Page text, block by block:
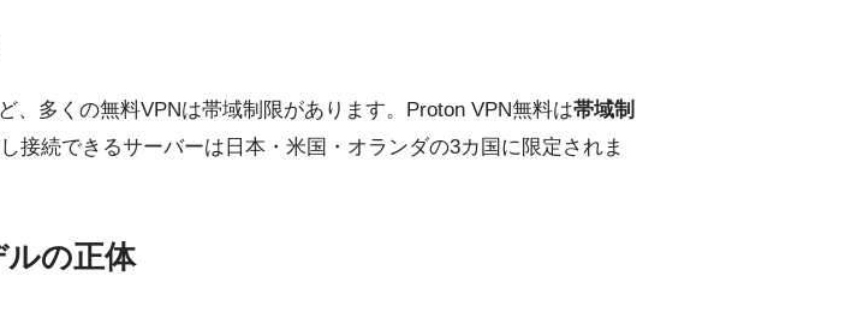
、多くの無料VPNは帯域制限があります。Proton VPN無料は帯域制
接続できるサーバーは日本・米国・オランダの3カ国に限定されま
の正体